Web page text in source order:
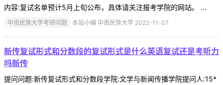
内容:复试名单预计5月上旬公布，具体请关注报考学院的网站。 ...
中南民族大学考研问题 本站小编 中南民族大学 2022-11-07
新传复试形式和分数段的复试形式是什么英语复试还是考听力
吗新传
提问问题:新传复试形式和分数段学院:文学与新闻传播学院提问人:15*